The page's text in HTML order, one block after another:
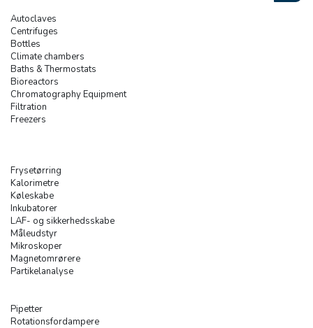
Autoclaves
Centrifuges
Bottles
Climate chambers
Baths & Thermostats
Bioreactors
Chromatography Equipment
Filtration
Freezers
Frysetørring
Kalorimetre
Køleskabe
Inkubatorer
LAF- og sikkerhedsskabe
Måleudstyr
Mikroskoper
Magnetomrørere
Partikelanalyse
Pipetter
Rotationsfordampere